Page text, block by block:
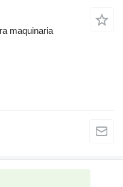
maquinaria